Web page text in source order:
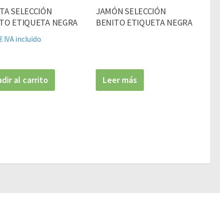
SELECCIÓN
ETIQUETA NEGRA
IVA incluido
al carrito
JAMÓN SELECCIÓN
BENITO ETIQUETA NEGRA
Leer más